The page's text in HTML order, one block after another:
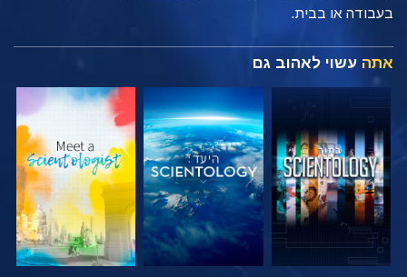
בעבודה או בבית.
אתה עשוי לאהוב גם